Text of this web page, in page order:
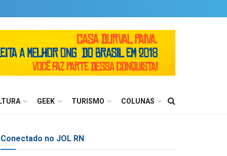
GEEK TURISMO COLUNAS
Conectado no JOL RN